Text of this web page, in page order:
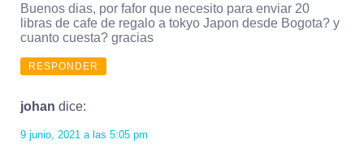
Buenos dias, por fafor que necesito para enviar 20
libras de cafe de regalo a tokyo Japon desde Bogota? y
cuanto cuesta? gracias
RESPONDER
johan dice:
9 junio, 2021 a las 5:05 pm